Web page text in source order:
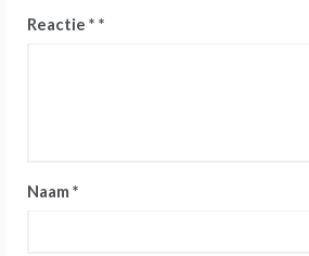
Reactie *
Naam *